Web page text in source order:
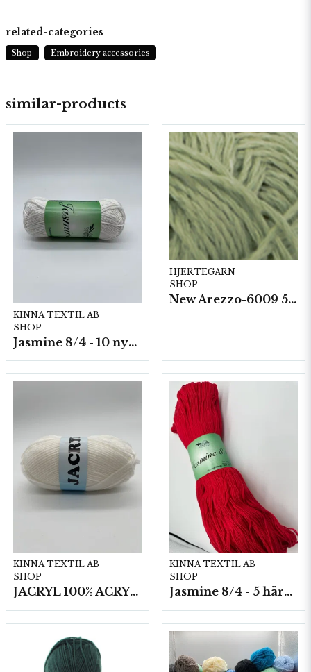
similar-products
KINNA TEXTIL AB
SHOP
Jasmine 8/4 - 10 nystan a50g./fp.
HJERTEGARN
SHOP
New Arezzo-6009 50g./nyst. 10 st/fp.
KINNA TEXTIL AB
SHOP
JACRYL 100% ACRYL 50 G
KINNA TEXTIL AB
SHOP
Jasmine 8/4 - 5 härvor a200g./fp.
related-categories
Shop Embroidery accessories